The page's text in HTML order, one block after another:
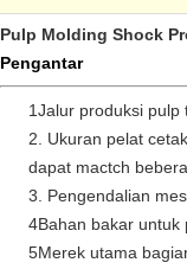
Pulp Molding Shock
Pengantar
1Jalur produksi pulp
2. Ukuran pelat
dapat mactch
3. Pengendalian
4Bahan bakar untuk
5Merek utama